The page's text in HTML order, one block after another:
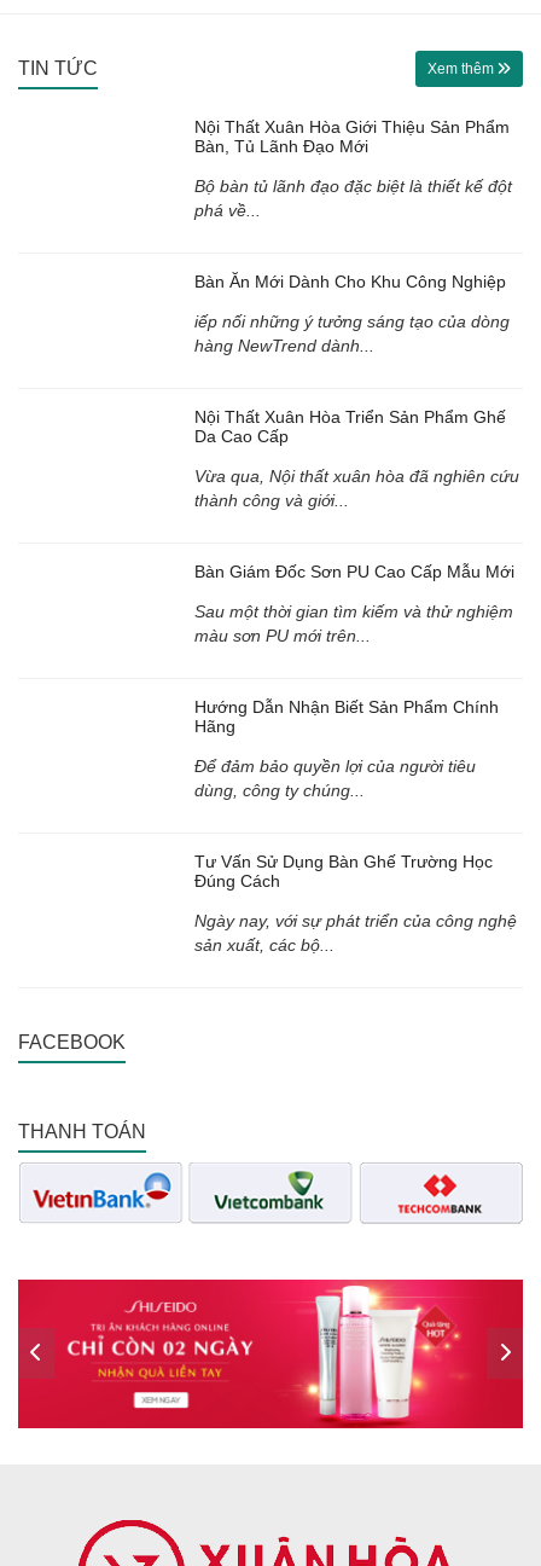
TIN TỨC Xem thêm
Nội Thất Xuân Hòa Giới Thiệu Sản Phẩm
Bàn, Tủ Lãnh Đạo Mới
Bộ bàn tủ lãnh đạo đặc biệt là thiết kế đột
phá về...
Bàn Ăn Mới Dành Cho Khu Công Nghiệp
iếp nối những ý tưởng sáng tạo của dòng
hàng NewTrend dành...
Nội Thất Xuân Hòa Triển Sản Phẩm Ghế
Da Cao Cấp
Vừa qua, Nội thất xuân hòa đã nghiên cứu
thành công và giới...
Bàn Giám Đốc Sơn PU Cao Cấp Mẫu Mới
Sau một thời gian tìm kiếm và thử nghiệm
màu sơn PU mới trên...
Hướng Dẫn Nhận Biết Sản Phẩm Chính
Hãng
Để đảm bảo quyền lợi của người tiêu
dùng, công ty chúng...
Tư Vấn Sử Dụng Bàn Ghế Trường Học
Đúng Cách
Ngày nay, với sự phát triển của công nghệ
sản xuất, các bộ...
FACEBOOK
THANH TOÁN